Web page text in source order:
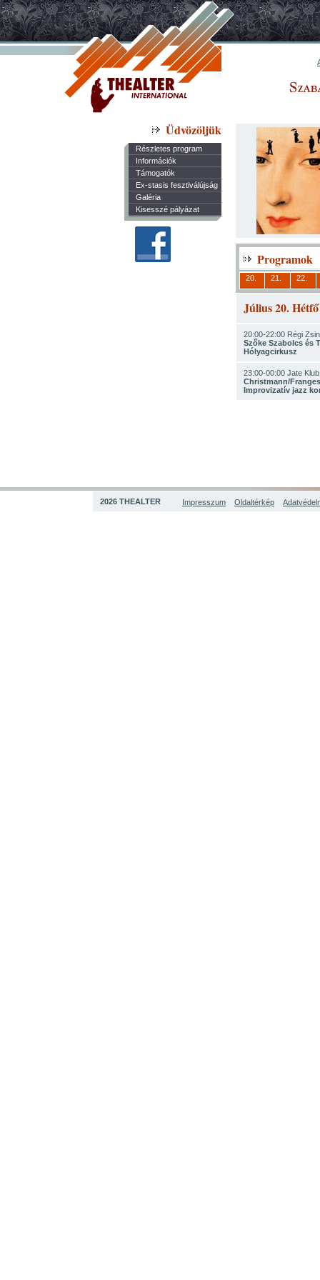
Üdvözöljük
Részletes program
Információk
Támogatók
Ex-stasis fesztiválújság
Galéria
Kisesszé pályázat
Programok
20. 21. 22.
Július 20. Hétfő
20:00-22:00 Régi
Szőke Szabolcs és
Hólyagcirkusz
23:00-00:00 Jate
Christmann/
Improvizatív jazz
2026 THEALTER Impresszum Oldaltérkép